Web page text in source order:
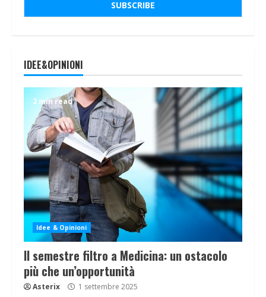
IDEE&OPINIONI
2 min read
Idee & Opinioni
Il semestre filtro a Medicina: un ostacolo
più che un’opportunità
Asterix 1 settembre 2025